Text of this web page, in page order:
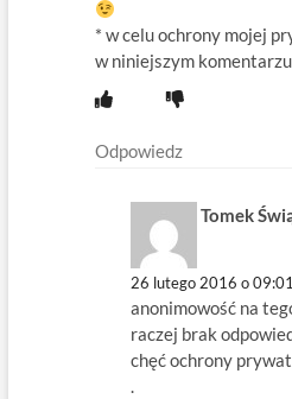
* w celu ochrony mojej
w niniejszym
Odpowiedz
Tomek
26 lutego 2016 o 09:01
anonimowość na
raczej brak
chęć ochrony
.